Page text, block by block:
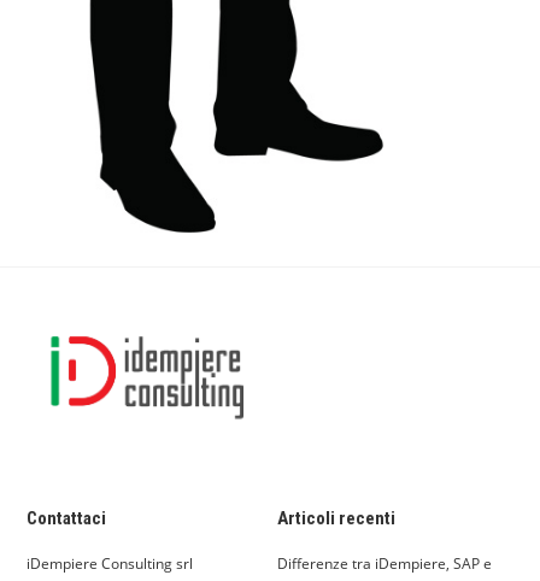
Contattaci
iDempiere Consulting srl
Articoli recenti
Differenze tra iDempiere, SAP e